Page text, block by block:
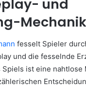
und
fesselt Spieler
und die fesselnde
Spiels ist eine nahtlose